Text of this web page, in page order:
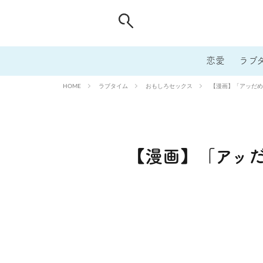
恋愛 ラブ
HOME ラブタイム おもしろセックス 【漫画】「アッだ
【漫画】「ア